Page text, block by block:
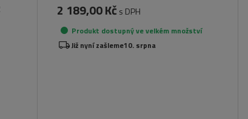
2 189,00 Kč s DPH
Produkt dostupný ve velkém množství
Již nyní zašleme10. srpna